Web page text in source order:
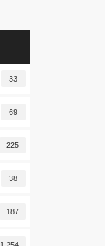
33
69
225
38
187
1,254